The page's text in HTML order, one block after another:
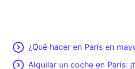
¿Qué hacer en París en
Alquilar un coche en París: